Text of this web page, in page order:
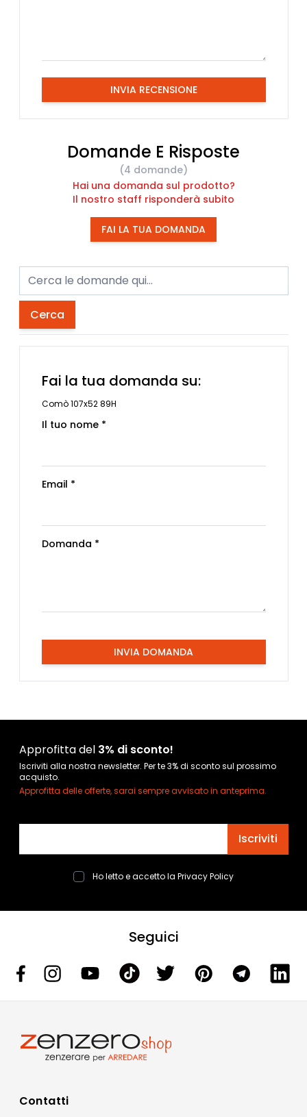
INVIA RECENSIONE
Domande E Risposte
(4 domande)
Hai una domanda sul prodotto?
Il nostro staff risponderà subito
FAI LA TUA DOMANDA
Cerca
Fai la tua domanda su:
Comò 107x52 89H
Il tuo nome *
Email *
Domanda *
INVIA DOMANDA
Approfitta del 3% di sconto!
Iscriviti alla nostra newsletter. Per te 3% di sconto sul prossimo
acquisto.
Approfitta delle offerte, sarai sempre avvisato in anteprima.
Iscriviti
Ho letto e accetto la Privacy Policy
Seguici
Contatti